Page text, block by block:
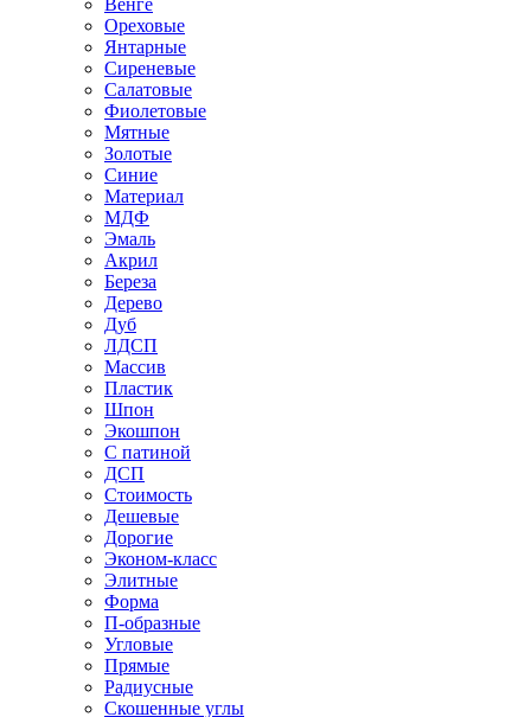
Венге
Ореховые
Янтарные
Сиреневые
Салатовые
Фиолетовые
Мятные
Золотые
Синие
Материал
МДФ
Эмаль
Акрил
Береза
Дерево
Дуб
ЛДСП
Массив
Пластик
Шпон
Экошпон
С патиной
ДСП
Стоимость
Дешевые
Дорогие
Эконом-класс
Элитные
Форма
П-образные
Угловые
Прямые
Радиусные
Скошенные углы